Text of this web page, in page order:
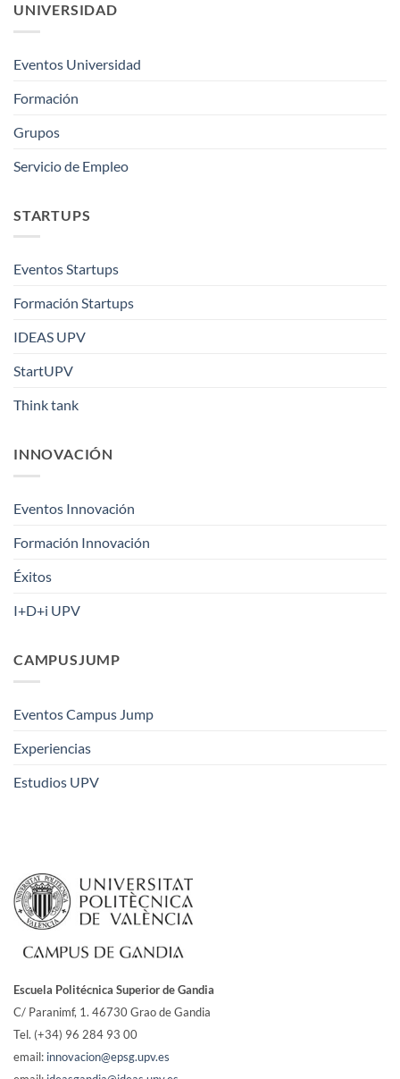
UNIVERSIDAD
Eventos Universidad
Formación
Grupos
Servicio de Empleo
STARTUPS
Eventos Startups
Formación Startups
IDEAS UPV
StartUPV
Think tank
INNOVACIÓN
Eventos Innovación
Formación Innovación
Éxitos
I+D+i UPV
CAMPUSJUMP
Eventos Campus Jump
Experiencias
Estudios UPV
Escuela Politécnica Superior de Gandia
C/ Paranimf, 1. 46730 Grao de Gandia
Tel. (+34) 96 284 93 00
email: innovacion@epsg.upv.es